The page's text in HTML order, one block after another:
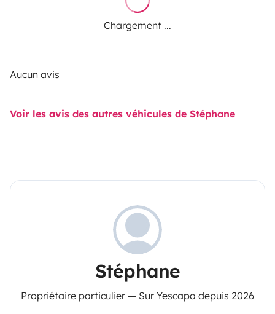
Chargement ...
Aucun avis
Voir les avis des autres véhicules de Stéphane
Stéphane
Propriétaire particulier — Sur Yescapa depuis 2026